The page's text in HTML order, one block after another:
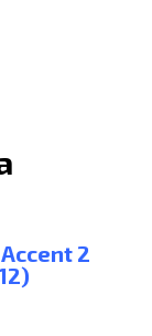
2